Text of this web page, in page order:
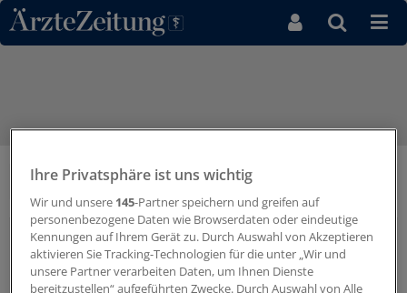
Direkt zum Inhaltsbereich
GvdZ-Statement Liebermeister
Ihre Privatsphäre ist uns wichtig
Wir und unsere 145-Partner speichern und greifen auf
personenbezogene Daten wie Browserdaten oder eindeutige
Kennungen auf Ihrem Gerät zu. Durch Auswahl von Akzeptieren
aktivieren Sie Tracking-Technologien für die unter „Wir und
unsere Partner verarbeiten Daten, um Ihnen Dienste
bereitzustellen“ aufgeführten Zwecke. Durch Auswahl von Alle